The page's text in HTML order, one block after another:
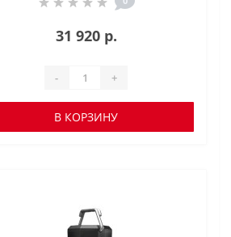
31 920 р.
- +
В КОРЗИНУ